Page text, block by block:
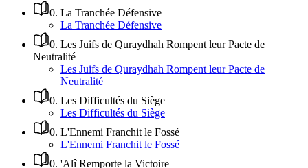
0. La Tranchée Défensive
La Tranchée Défensive
0. Les Juifs de Quraydhah Rompent leur Pacte de
Neutralité
Les Juifs de Quraydhah Rompent leur Pacte de
Neutralité
0. Les Difficultés du Siège
Les Difficultés du Siège
0. L'Ennemi Franchit le Fossé
L'Ennemi Franchit le Fossé
0. 'Alî Remporte la Victoire